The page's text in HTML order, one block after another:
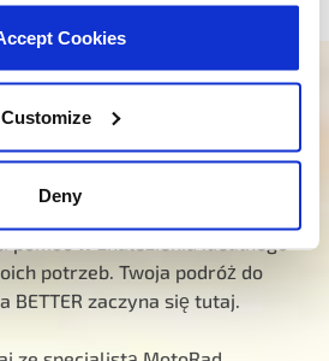
Cookies
Customize
Deny
produktu?
jest tutaj, aby poprowadzić Cię
potrzeb. Twoja podróż do
BETTER zaczyna się tutaj.